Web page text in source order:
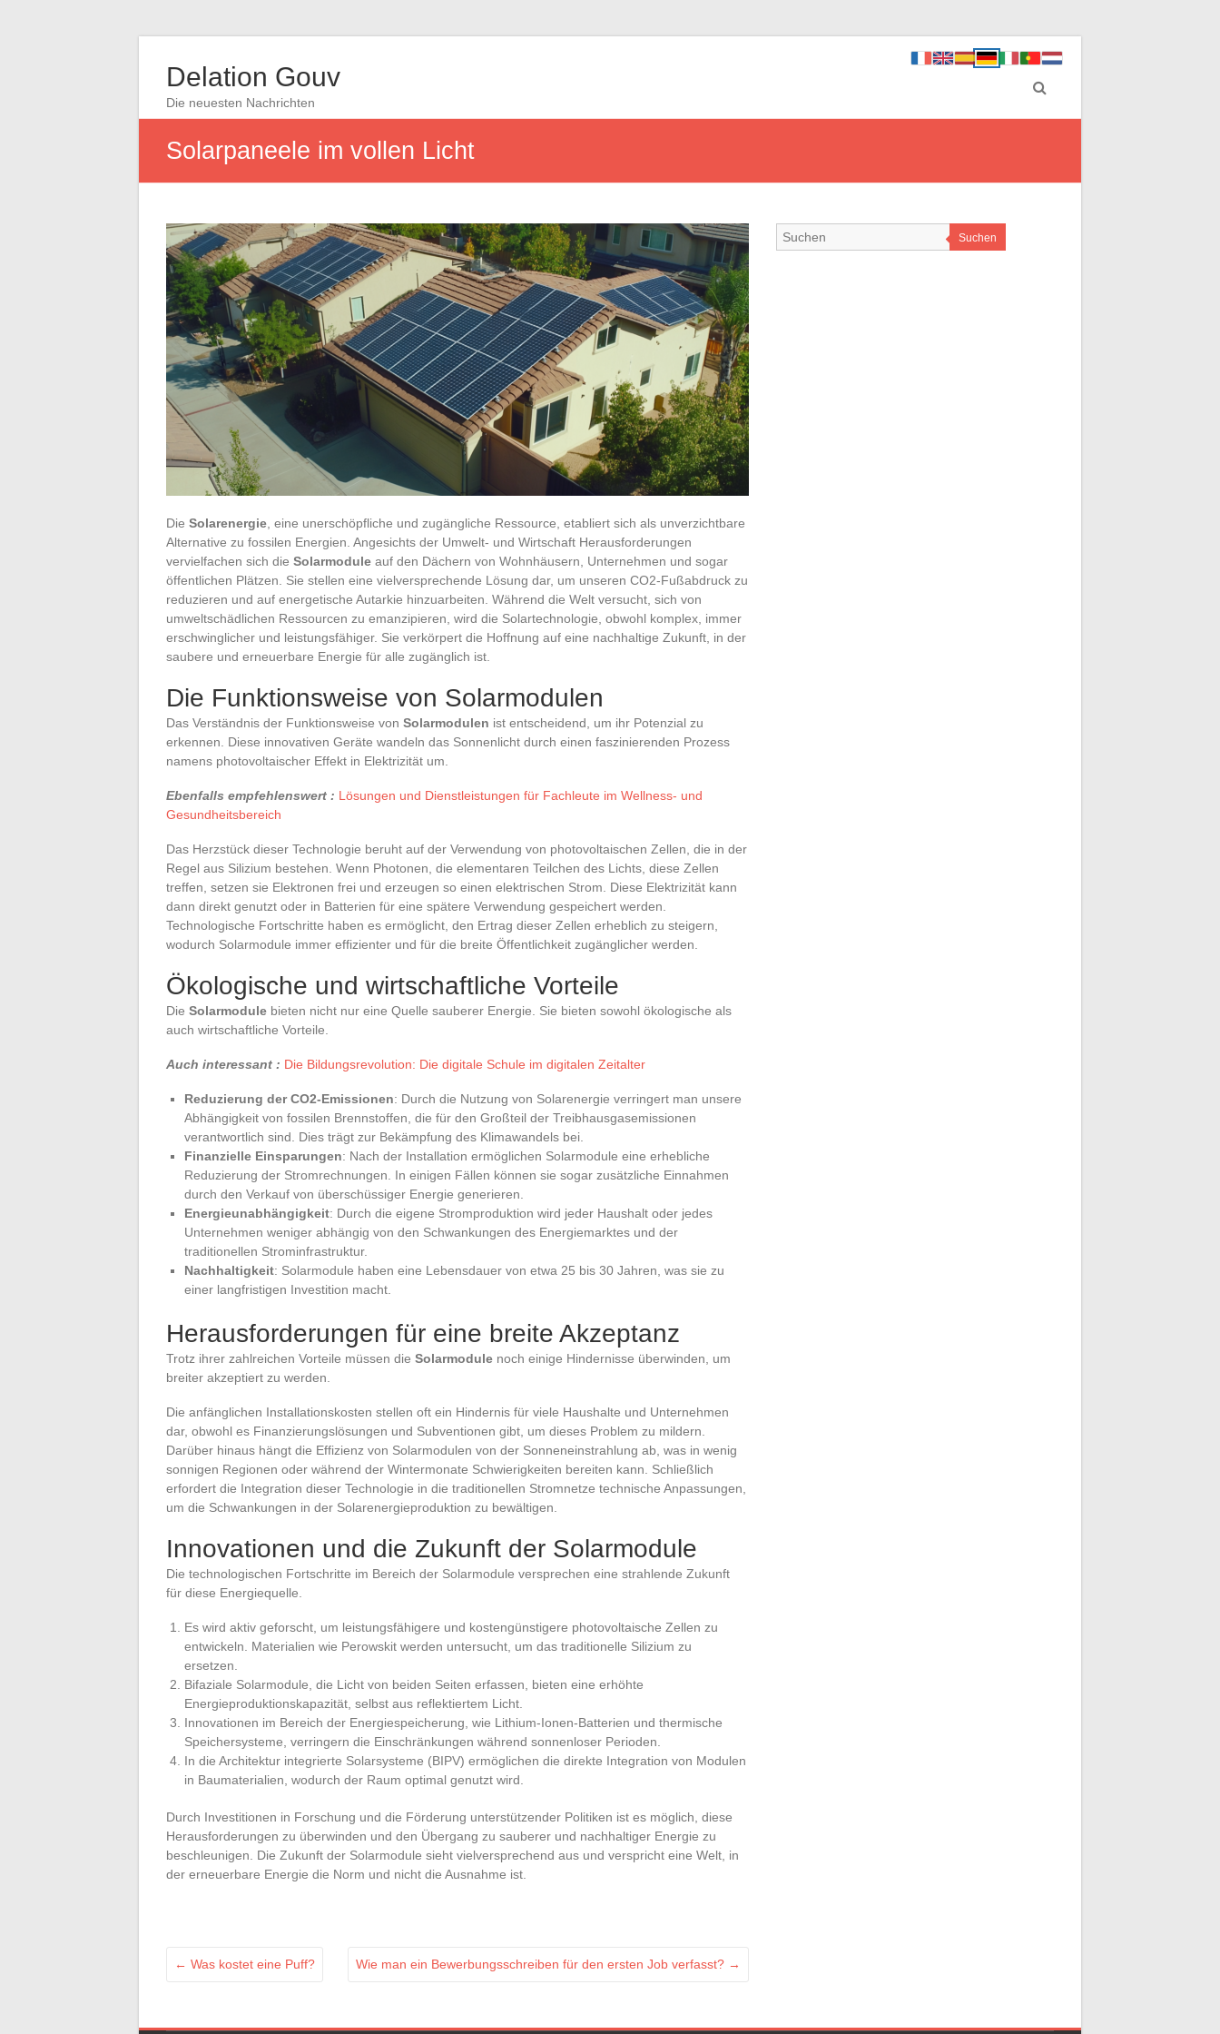
Delation Gouv
Die neuesten Nachrichten
Solarpaneele im vollen Licht
Die Solarenergie , eine unerschöpfliche und zugängliche Ressource, etabliert sich als unverzichtbare
Alternative zu fossilen Energien. Angesichts der Umwelt- und Wirtschaft Herausforderungen
vervielfachen sich die Solarmodule auf den Dächern von Wohnhäusern, Unternehmen und sogar
öffentlichen Plätzen. Sie stellen eine vielversprechende Lösung dar, um unseren CO2-Fußabdruck zu
reduzieren und auf energetische Autarkie hinzuarbeiten. Während die Welt versucht, sich von
umweltschädlichen Ressourcen zu emanzipieren, wird die Solartechnologie, obwohl komplex, immer
erschwinglicher und leistungsfähiger. Sie verkörpert die Hoffnung auf eine nachhaltige Zukunft, in der
saubere und erneuerbare Energie für alle zugänglich ist.
Die Funktionsweise von Solarmodulen
Das Verständnis der Funktionsweise von Solarmodulen ist entscheidend, um ihr Potenzial zu
erkennen. Diese innovativen Geräte wandeln das Sonnenlicht durch einen faszinierenden Prozess
namens photovoltaischer Effekt in Elektrizität um.
Ebenfalls empfehlenswert : Lösungen und Dienstleistungen für Fachleute im Wellness- und
Gesundheitsbereich
Das Herzstück dieser Technologie beruht auf der Verwendung von photovoltaischen Zellen, die in der
Regel aus Silizium bestehen. Wenn Photonen, die elementaren Teilchen des Lichts, diese Zellen
treffen, setzen sie Elektronen frei und erzeugen so einen elektrischen Strom. Diese Elektrizität kann
dann direkt genutzt oder in Batterien für eine spätere Verwendung gespeichert werden.
Technologische Fortschritte haben es ermöglicht, den Ertrag dieser Zellen erheblich zu steigern,
wodurch Solarmodule immer effizienter und für die breite Öffentlichkeit zugänglicher werden.
Ökologische und wirtschaftliche Vorteile
Die Solarmodule bieten nicht nur eine Quelle sauberer Energie. Sie bieten sowohl ökologische als
auch wirtschaftliche Vorteile.
Auch interessant : Die Bildungsrevolution: Die digitale Schule im digitalen Zeitalter
Reduzierung der CO2-Emissionen: Durch die Nutzung von Solarenergie verringert man unsere
Abhängigkeit von fossilen Brennstoffen, die für den Großteil der Treibhausgasemissionen
verantwortlich sind. Dies trägt zur Bekämpfung des Klimawandels bei.
Finanzielle Einsparungen: Nach der Installation ermöglichen Solarmodule eine erhebliche
Reduzierung der Stromrechnungen. In einigen Fällen können sie sogar zusätzliche Einnahmen
durch den Verkauf von überschüssiger Energie generieren.
Energieunabhängigkeit: Durch die eigene Stromproduktion wird jeder Haushalt oder jedes
Unternehmen weniger abhängig von den Schwankungen des Energiemarktes und der
traditionellen Strominfrastruktur.
Nachhaltigkeit: Solarmodule haben eine Lebensdauer von etwa 25 bis 30 Jahren, was sie zu
einer langfristigen Investition macht.
Herausforderungen für eine breite Akzeptanz
Trotz ihrer zahlreichen Vorteile müssen die Solarmodule noch einige Hindernisse überwinden, um
breiter akzeptiert zu werden.
Die anfänglichen Installationskosten stellen oft ein Hindernis für viele Haushalte und Unternehmen
dar, obwohl es Finanzierungslösungen und Subventionen gibt, um dieses Problem zu mildern.
Darüber hinaus hängt die Effizienz von Solarmodulen von der Sonneneinstrahlung ab, was in wenig
sonnigen Regionen oder während der Wintermonate Schwierigkeiten bereiten kann. Schließlich
erfordert die Integration dieser Technologie in die traditionellen Stromnetze technische Anpassungen,
um die Schwankungen in der Solarenergieproduktion zu bewältigen.
Innovationen und die Zukunft der Solarmodule
Die technologischen Fortschritte im Bereich der Solarmodule versprechen eine strahlende Zukunft
für diese Energiequelle.
Es wird aktiv geforscht, um leistungsfähigere und kostengünstigere photovoltaische Zellen zu
entwickeln. Materialien wie Perowskit werden untersucht, um das traditionelle Silizium zu
ersetzen.
Bifaziale Solarmodule, die Licht von beiden Seiten erfassen, bieten eine erhöhte
Energieproduktionskapazität, selbst aus reflektiertem Licht.
Innovationen im Bereich der Energiespeicherung, wie Lithium-Ionen-Batterien und thermische
Speichersysteme, verringern die Einschränkungen während sonnenloser Perioden.
In die Architektur integrierte Solarsysteme (BIPV) ermöglichen die direkte Integration von Modulen
in Baumaterialien, wodurch der Raum optimal genutzt wird.
Durch Investitionen in Forschung und die Förderung unterstützender Politiken ist es möglich, diese
Herausforderungen zu überwinden und den Übergang zu sauberer und nachhaltiger Energie zu
beschleunigen. Die Zukunft der Solarmodule sieht vielversprechend aus und verspricht eine Welt, in
der erneuerbare Energie die Norm und nicht die Ausnahme ist.
← Was kostet eine Puff? Wie man ein Bewerbungsschreiben für den ersten Job verfasst? →
Suchen